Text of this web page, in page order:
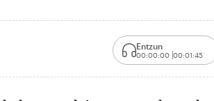
Entzun
00:00:00 00:01:45